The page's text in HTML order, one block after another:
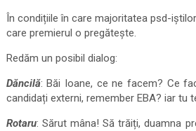
În condițiile în care majoritatea psd-
care premierul o pregătește.
Redăm un posibil dialog:
Dăncilă: Băi Ioane, ce ne facem? Ce
candidați externi, remember EBA? iar tu
Rotaru: Sărut mâna! Să trăiți, duamna